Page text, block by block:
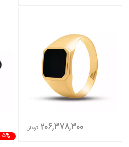
206,378,300 تومان
5%